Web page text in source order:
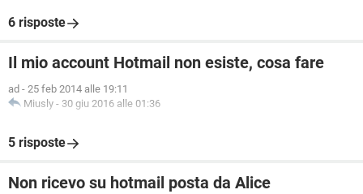
6 risposte
Il mio account Hotmail non esiste, cosa fare
ad - 25 feb 2014 alle 19:11
Miusly - 30 giu 2016 alle 01:36
5 risposte
Non ricevo su hotmail posta da Alice